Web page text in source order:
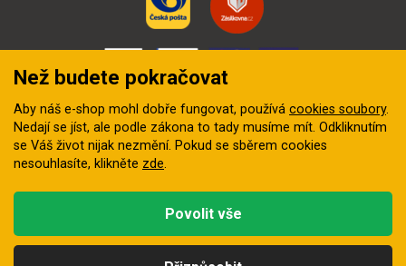
digitální agentura FEO
Než budete pokračovat
Aby náš e-shop mohl dobře fungovat, používá cookies soubory.
Nedají se jíst, ale podle zákona to tady musíme mít. Odkliknutím
se Váš život nijak nezmění. Pokud se sběrem cookies
nesouhlasíte, klikněte zde.
Povolit vše